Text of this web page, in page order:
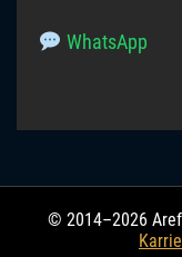
WhatsApp
© 2014–2026